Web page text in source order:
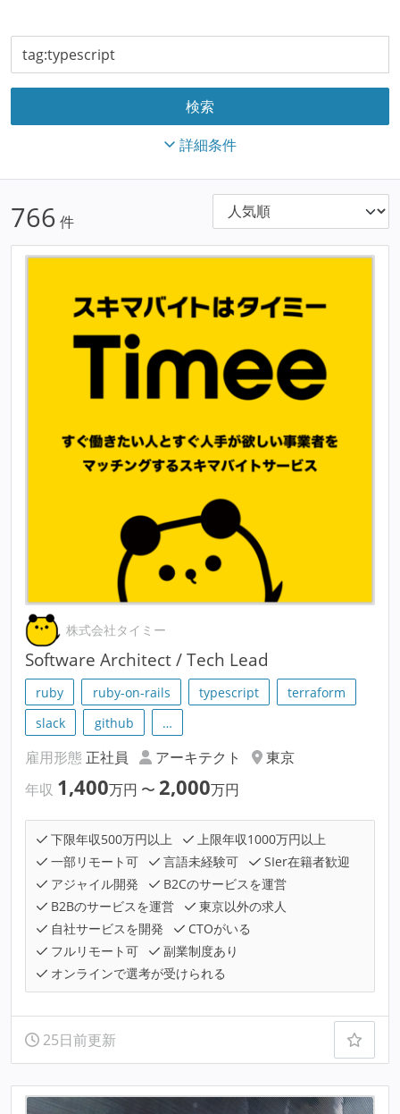
詳細条件
766 件
株式会社タイミー
Software Architect / Tech Lead
ruby ruby-on-rails typescript
terraform
slack
github …
雇用形態 正社員 アーキテクト
東京
年収 1,400万円 〜 2,000万円
下限年収500万円以上
上限年収1000万円以上
一部リモート可
言語未経験可
SIer在籍者歓迎
アジャイル開発
B2Cのサービスを運営
B2Bのサービスを運営
東京以外の求人
自社サービスを開発
CTOがいる
フルリモート可
副業制度あり
オンラインで選考が受けられる
25日前更新